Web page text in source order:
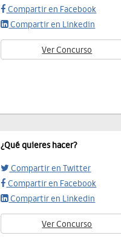
Compartir en Facebook
Compartir en Linkedin
Ver Concurso
¿Qué quieres hacer?
Compartir en Twitter
Compartir en Facebook
Compartir en Linkedin
Ver Concurso